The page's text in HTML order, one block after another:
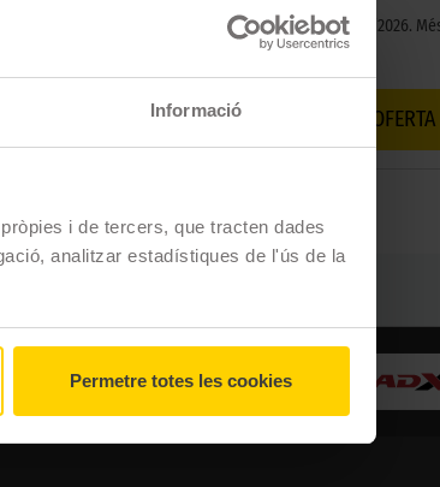
Informació
i de tercers, que tracten dades
analitzar estadístiques de l'ús de la
Permetre totes les cookies
Promoció vàlida fins el 30/09/2026.
VEURE OFERTA